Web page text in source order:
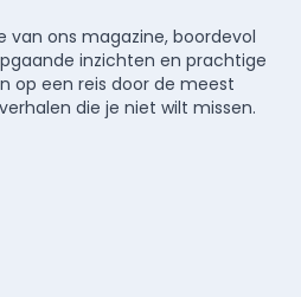
van ons magazine, boordevol
inzichten en prachtige
op een reis door de meest
die je niet wilt missen.